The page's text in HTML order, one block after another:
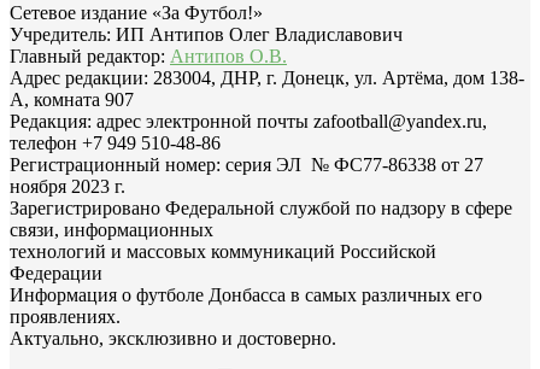
Сетевое издание «За Футбол!»
Учредитель: ИП Антипов Олег Владиславович
Главный редактор: Антипов О.В.
Адрес редакции: 283004, ДНР, г. Донецк, ул. Артёма, дом 138-
А, комната 907
Редакция: адрес электронной почты zafootball@yandex.ru,
телефон +7 949 510-48-86
Регистрационный номер: серия ЭЛ № ФС77-86338 от 27
ноября 2023 г.
Зарегистрировано Федеральной службой по надзору в сфере
связи, информационных
технологий и массовых коммуникаций Российской
Федерации
Информация о футболе Донбасса в самых различных его
проявлениях.
Актуально, эксклюзивно и достоверно.